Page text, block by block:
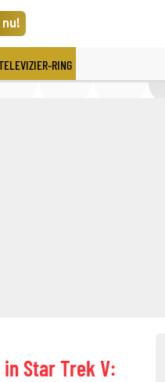
RING
Star Trek V: